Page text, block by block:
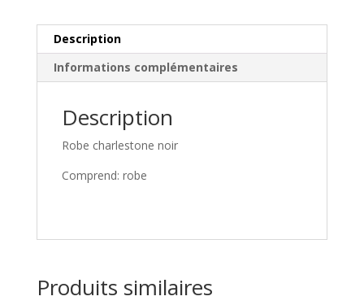
Description
Informations complémentaires
Description
Robe charlestone noir
Comprend: robe
Produits similaires